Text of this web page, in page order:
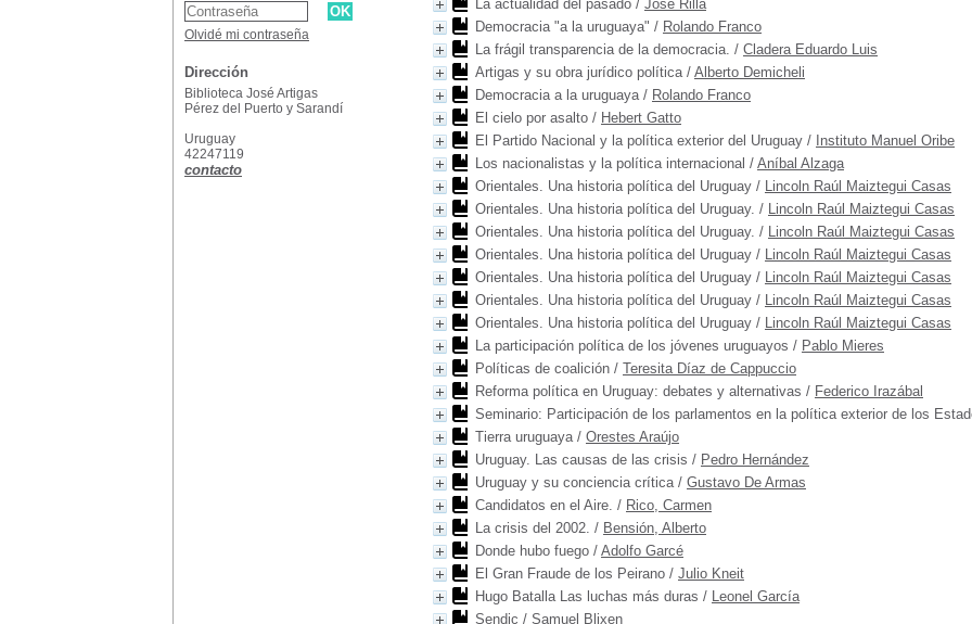
La actualidad del pasado / José Rilla
Democracia "a la uruguaya" / Rolando Franco
La frágil transparencia de la democracia. / Cladera Eduardo Luis
Artigas y su obra jurídico política/ Alberto Demicheli
Democracia a la uruguaya/ Rolando Franco
El cielo por asalto / Hebert Gatto
El Partido Nacional y la política exterior del Uruguay / Instituto Manuel Oribe
Los nacionalistas y la política internacional / Aníbal Alzaga
Orientales. Una historia política del Uruguay / Lincoln Raúl Maiztegui Casas
Orientales. Una historia política del Uruguay. / Lincoln Raúl Maiztegui Casas
Orientales. Una historia política del Uruguay. / Lincoln Raúl Maiztegui Casas
Orientales. Una historia política del Uruguay / Lincoln Raúl Maiztegui Casas
Orientales. Una historia política del Uruguay / Lincoln Raúl Maiztegui Casas
Orientales. Una historia política del Uruguay / Lincoln Raúl Maiztegui Casas
Orientales. Una historia política del Uruguay / Lincoln Raúl Maiztegui Casas
La participación política de los jóvenes uruguayos / Pablo Mieres
Políticas de coalición / Teresita Díaz de Cappuccio
Reforma política en Uruguay: debates y alternativas / Federico Irazábal
Seminario: Participación de los parlamentos en la política exterior de los
Tierra uruguaya/ Orestes Araújo
Uruguay. Las causas de las crisis / Pedro Hernández
Uruguay y su conciencia crítica/ Gustavo De Armas
Candidatos en el Aire. / Rico, Carmen
La crisis del 2002. / Bensión, Alberto
Donde hubo fuego / Adolfo Garcé
El Gran Fraude de los Peirano / Julio Kneit
Hugo Batalla Las luchas más duras / Leonel García
Sendic / Samuel Blixen
Olvidé mi contraseña
Dirección
Biblioteca José Artigas
Pérez del Puerto y Sarandí
Uruguay
42247119
contacto